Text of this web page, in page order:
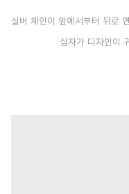
실버 체인이 앞에서부터 뒤로
십자가 디자인이